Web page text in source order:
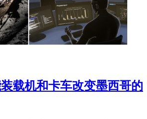
载机和卡车改变墨西哥的